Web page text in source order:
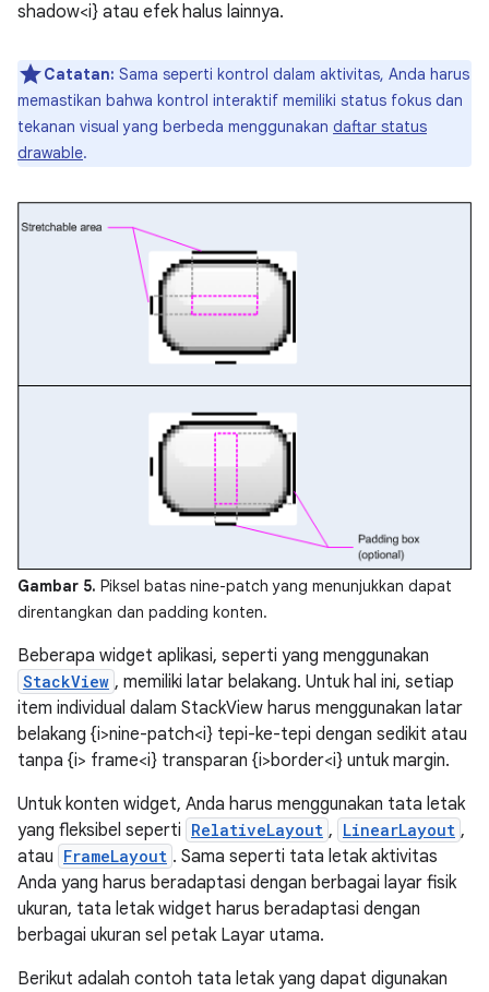
shadow<i} atau efek halus lainnya.
Catatan: Sama seperti kontrol dalam aktivitas, Anda harus
memastikan bahwa kontrol interaktif memiliki status fokus dan
tekanan visual yang berbeda menggunakan daftar status
drawable.
Gambar 5. Piksel batas nine-patch yang menunjukkan dapat
direntangkan dan padding konten.
Beberapa widget aplikasi, seperti yang menggunakan
StackView , memiliki latar belakang. Untuk hal ini, setiap
item individual dalam StackView harus menggunakan latar
belakang {i>nine-patch<i} tepi-ke-tepi dengan sedikit atau
tanpa {i> frame<i} transparan {i>border<i} untuk margin.
Untuk konten widget, Anda harus menggunakan tata letak
yang fleksibel seperti RelativeLayout , LinearLayout ,
atau FrameLayout . Sama seperti tata letak aktivitas
Anda yang harus beradaptasi dengan berbagai layar fisik
ukuran, tata letak widget harus beradaptasi dengan
berbagai ukuran sel petak Layar utama.
Berikut adalah contoh tata letak yang dapat digunakan